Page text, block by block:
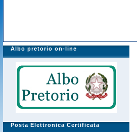
Albo pretorio on-line
Posta Elettronica Certificata